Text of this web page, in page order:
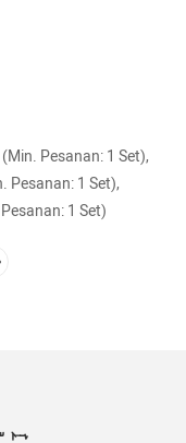
Pesanan: 1 Set),
Pesanan: 1 Set),
1 Set)
ہم